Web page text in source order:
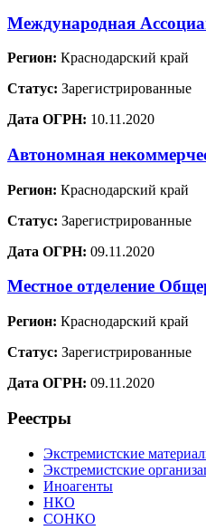
Международная
Регион: Краснодарский край
Статус: Зарегистрированные
Дата ОГРН: 10.11.2020
Автономная
Регион: Краснодарский край
Статус: Зарегистрированные
Дата ОГРН: 09.11.2020
Местное отделение
Регион: Краснодарский край
Статус: Зарегистрированные
Дата ОГРН: 09.11.2020
Реестры
Экстремистские
Экстремистские
Иноагенты
НКО
СОНКО